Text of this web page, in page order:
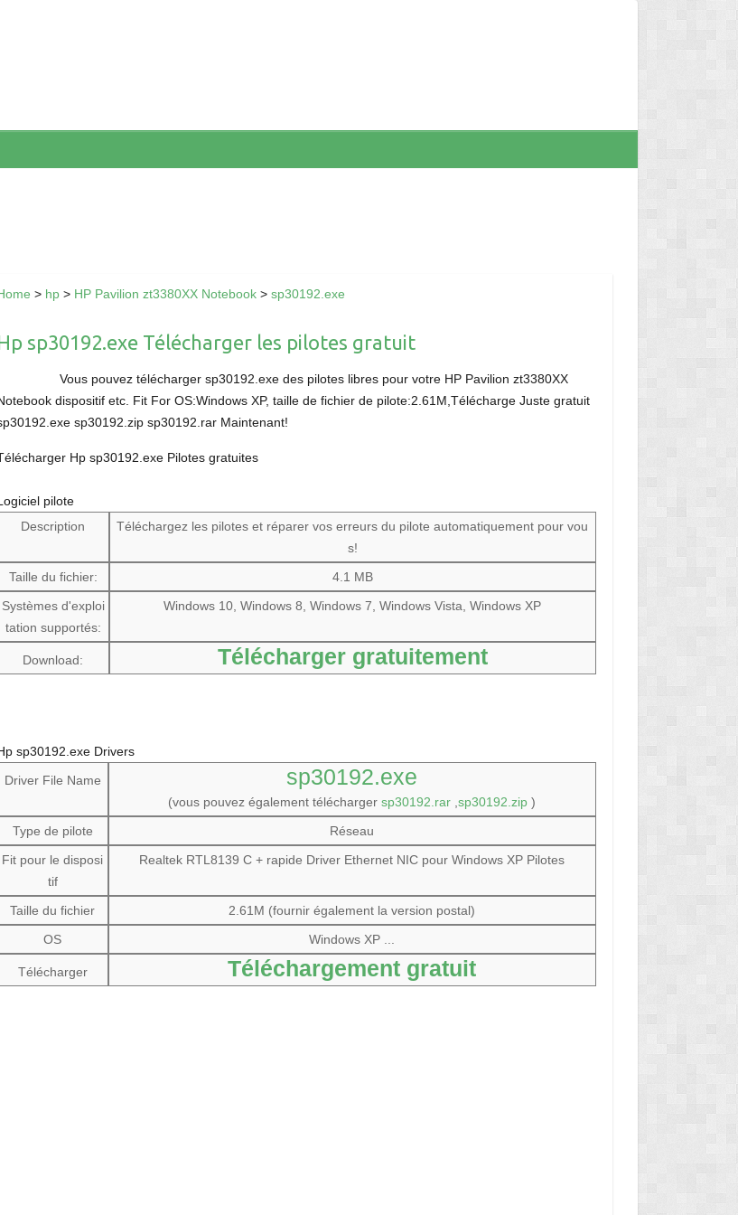
> hp> HP Pavilion zt3380XX Notebook> sp30192.exe
sp30192.exe Télécharger les pilotes gratuit
Vous pouvez télécharger sp30192.exe des pilotes libres pour votre HP Pavilion zt3380XX
dispositif etc. Fit For OS:Windows XP, taille de fichier de pilote:2.61M,Télécharge Juste gratuit
sp30192.zip sp30192.rar Maintenant!
Hp sp30192.exe Pilotes gratuites
pilote
Description
Téléchargez les pilotes et réparer vos erreurs du pilote automatiquement pour vou
s!
Taille du fichier:
4.1 MB
Systèmes d'exploi
tation supportés:
Windows 10, Windows 8, Windows 7, Windows Vista, Windows XP
Download: Télécharger gratuitement
sp30192.exe Drivers
Driver File Name
sp30192.exe
(vous pouvez également téléchargersp30192.rar ,sp30192.zip )
Type de pilote
Réseau
Fit pour le disposi
tif
Realtek RTL8139 C + rapide Driver Ethernet NIC pour Windows XP Pilotes
Taille du fichier
2.61M (fournir également la version postal)
OS
Windows XP ...
Télécharger Téléchargement gratuit